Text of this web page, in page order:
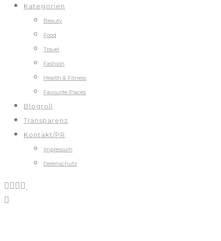
Kategorien
Beauty
Food
Travel
Fashion
Health & Fitness
Favourite Places
Blogroll
Transparenz
Kontakt/PR
Impressum
Datenschutz